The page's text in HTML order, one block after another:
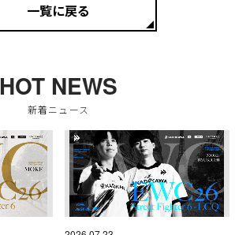
一覧に戻る
HOT NEWS
新着ニュース